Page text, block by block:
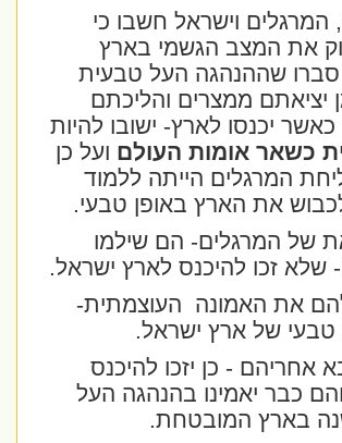
וישראל חשבו כי
את המצב הגשמי בארץ
שההנהגה העל טבעית
יציאתם ממצרים והליכתם
יכנסו לארץ- ישובו להיות
כשאר אומות העולםועל כן
המרגלים הייתה ללמוד
את הארץ באופן טבעי.
של המרגלים- הם שילמו
זכו להיכנס לארץ ישראל.
את האמונה העוצמתית-
של ארץ ישראל.
- כן יזכו להיכנס
כבר יאמינו בהנהגה העל
בארץ המובטחת.